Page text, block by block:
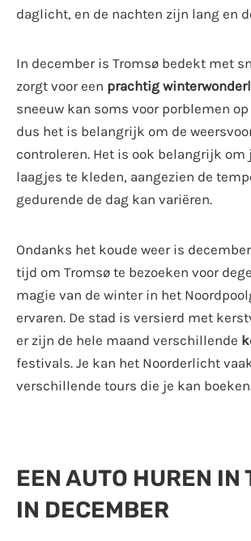
daglicht, en de nachten zijn lang en
In december is Tromsø bedekt met
zorgt voor een prachtig
sneeuw kan soms voor porblemen op
dus het is belangrijk om de
controleren. Het is ook belangrijk om
laagjes te kleden, aangezien de
gedurende de dag kan variëren.
Ondanks het koude weer is
tijd om Tromsø te bezoeken voor
magie van de winter in het
ervaren. De stad is versierd met
er zijn de hele maand verschillende
festivals. Je kan het Noorderlicht
verschillende tours die je kan
EEN AUTO HUREN IN
IN DECEMBER